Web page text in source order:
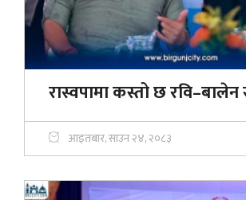
रास्वपामा कस्तो छ रवि–बालेन
आइतबार, साउन २४, २०८३